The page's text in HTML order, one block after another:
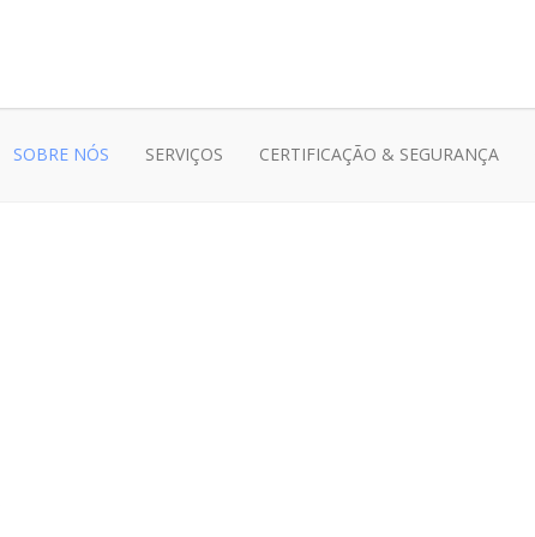
SOBRE NÓS SERVIÇOS CERTIFICAÇÃO & SEGURANÇA